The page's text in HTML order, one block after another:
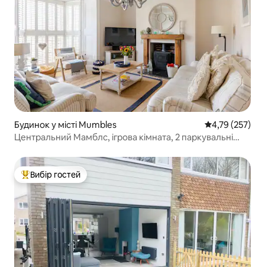
Будинок у місті Mumbles Середня
4,79 (257)
Центральний Мамблс, ігрова кімната, 2 паркувальні
Топ вибір гостей
Вибір гостей